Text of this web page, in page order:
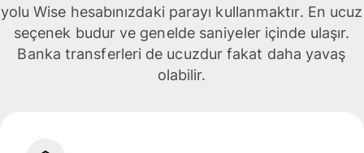
yolu Wise hesabınızdaki parayı kullanmaktır. En ucuz
seçenek budur ve genelde saniyeler içinde ulaşır.
Banka transferleri de ucuzdur fakat daha yavaş
olabilir.